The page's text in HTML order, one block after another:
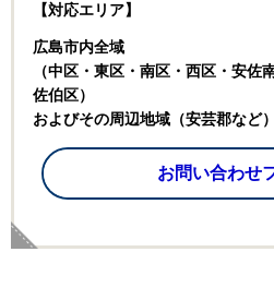
【対応エリア】
広島市内全域
（中区・東区・南区・西区・安佐
佐伯区）
およびその周辺地域（安芸郡など）
お問い合わせ